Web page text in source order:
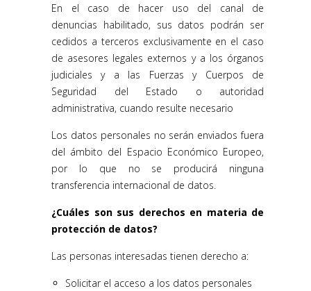
En el caso de hacer uso del canal de
denuncias habilitado, sus datos podrán ser
cedidos a terceros exclusivamente en el caso
de asesores legales externos y a los órganos
judiciales y a las Fuerzas y Cuerpos de
Seguridad del Estado o autoridad
administrativa, cuando resulte necesario
Los datos personales no serán enviados fuera
del ámbito del Espacio Económico Europeo,
por lo que no se producirá ninguna
transferencia internacional de datos.
¿Cuáles son sus derechos en materia de
protección de datos?
Las personas interesadas tienen derecho a:
Solicitar el acceso a los datos personales